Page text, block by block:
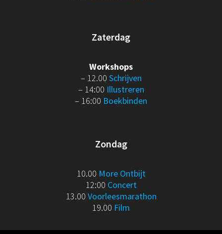
Zaterdag
Workshops
– 12.00 Schrijven
– 14:00 Illustreren
– 16:00 Boekbinden
Zondag
10.00 More Ontbijt
12:00 Concert
13.00 Voorleesmarathon
19.00 Film